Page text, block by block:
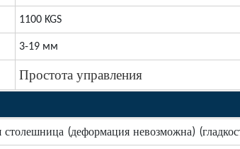
1100 KGS
3-19 мм
Простота управления
столешница (деформация невозможна)